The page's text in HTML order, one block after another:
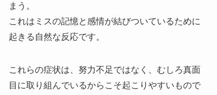
まう。
これはミスの記憶と感情が結びついているために
起きる自然な反応です。
これらの症状は、努力不足ではなく、むしろ真面
目に取り組んでいるからこそ起こりやすいもので